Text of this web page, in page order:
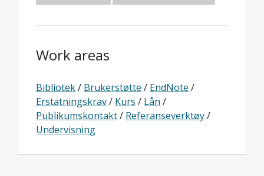
Work areas
Bibliotek/ Brukerstøtte / EndNote /
Erstatningskrav/ Kurs / Lån /
Publikumskontakt/ Referanseverktøy/
Undervisning